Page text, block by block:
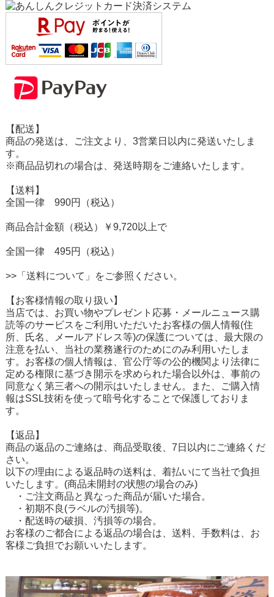
【配送】
商品の発送は、ご注文より、3営業日以内に発送いたしま
す。
※商品品切れの場合は、発送時期をご連絡いたします。
【送料】
全国一律 990円（税込）
商品合計金額（税込）￥9,720以上で
全国一律 495円（税込）
>>「送料について」をご参照ください。
【お客様情報の取り扱い】
当店では、お買い物やプレゼント応募・メールニュース購
読等のサービスをご利用いただいたお客様の個人情報(住
所、氏名、メールアドレス等)の保護については、最大限の
注意を払い、当社の業務遂行のためにのみ利用いたしま
す。お客様の個人情報は、官公庁等の公的機関より法律に
定める権限に基づき開示を求められた場合以外は、事前の
同意なく第三者への開示はいたしません。また、ご購入情
報はSSL技術を使って暗号化することで保護しておりま
す。
【返品】
商品の返品のご連絡は、商品受取後、7日以内にご連絡くだ
さい。
以下の理由による返品時の送料は、着払いにて当社で負担
いたします。(商品未開封の状態の場合のみ)
・ご注文商品と異なった商品が届いた場合。
・初期不良(ラベルの汚損等)。
・配送時の破損、汚損等の場合。
お客様のご都合による返品の場合は、送料、手数料は、お
客様ご負担でお願いいたします。